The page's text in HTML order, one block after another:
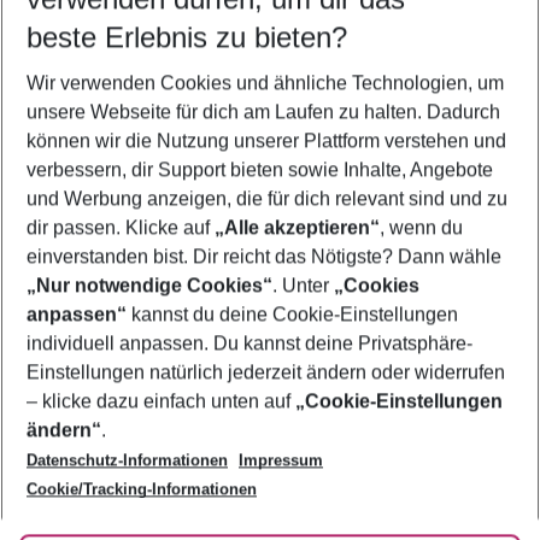
5-8 Nächte
2 Erwachsene Keine Kinder
Mehr Filter anzeigen
Footer
Footer navigation
Über uns
AGB
Bestpreisgarantie
Cookie-Einstellungen ändern
Cookie-Richtlinie
Agenturbetreuung
Barrierefreies Reisen
Folge uns
beste Erlebnis zu bieten?
Wir verwenden Cookies und ähnliche Technologien, um
unsere Webseite für dich am Laufen zu halten. Dadurch
können wir die Nutzung unserer Plattform verstehen und
verbessern, dir Support bieten sowie Inhalte, Angebote
und Werbung anzeigen, die für dich relevant sind und zu
dir passen. Klicke auf „Alle akzeptieren“, wenn du
einverstanden bist. Dir reicht das Nötigste? Dann wähle
„Nur notwendige Cookies“. Unter „Cookies
anpassen“ kannst du deine Cookie-Einstellungen
individuell anpassen. Du kannst deine Privatsphäre-
Einstellungen natürlich jederzeit ändern oder widerrufen
– klicke dazu einfach unten auf „Cookie-Einstellungen
ändern“.
Datenschutz-Informationen
Impressum
Cookie/Tracking-Informationen